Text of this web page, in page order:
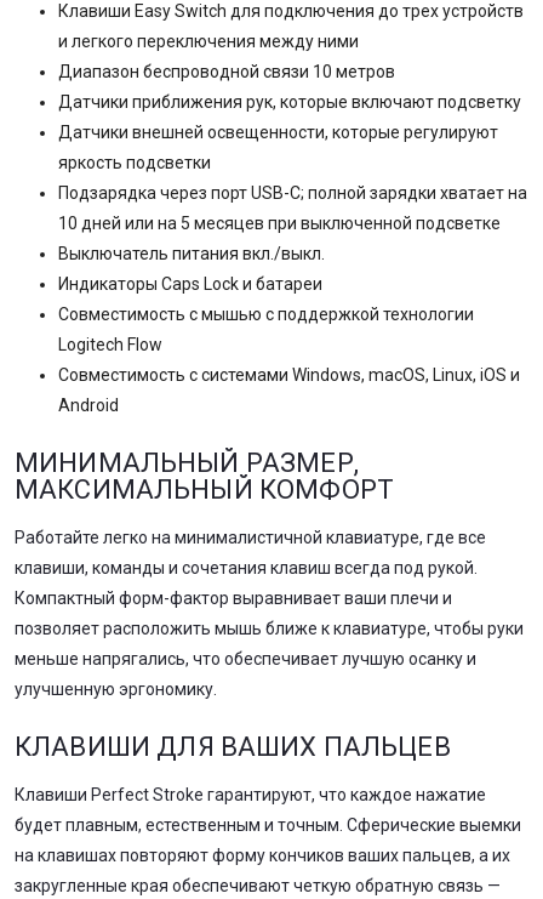
Клавиши Easy Switch для подключения до трех устройств
и легкого переключения между ними
Диапазон беспроводной связи 10 метров
Датчики приближения рук, которые включают подсветку
Датчики внешней освещенности, которые регулируют
яркость подсветки
Подзарядка через порт USB-C; полной зарядки хватает на
10 дней или на 5 месяцев при выключенной подсветке
Выключатель питания вкл./выкл.
Индикаторы Caps Lock и батареи
Совместимость с мышью с поддержкой технологии
Logitech Flow
Совместимость с системами Windows, macOS, Linux, iOS и
Android
МИНИМАЛЬНЫЙ РАЗМЕР,
МАКСИМАЛЬНЫЙ КОМФОРТ
Работайте легко на минималистичной клавиатуре, где все
клавиши, команды и сочетания клавиш всегда под рукой.
Компактный форм-фактор выравнивает ваши плечи и
позволяет расположить мышь ближе к клавиатуре, чтобы руки
меньше напрягались, что обеспечивает лучшую осанку и
улучшенную эргономику.
КЛАВИШИ ДЛЯ ВАШИХ ПАЛЬЦЕВ
Клавиши Perfect Stroke гарантируют, что каждое нажатие
будет плавным, естественным и точным. Сферические выемки
на клавишах повторяют форму кончиков ваших пальцев, а их
закругленные края обеспечивают четкую обратную связь —